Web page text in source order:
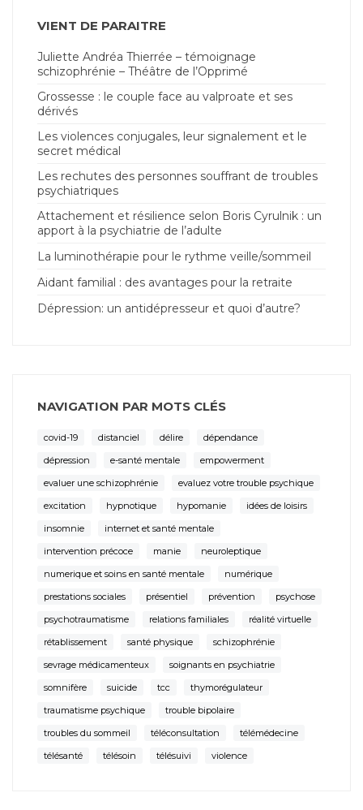
VIENT DE PARAITRE
Juliette Andréa Thierrée – témoignage
schizophrénie – Théâtre de l’Opprimé
Grossesse : le couple face au valproate et ses
dérivés
Les violences conjugales, leur signalement et le
secret médical
Les rechutes des personnes souffrant de troubles
psychiatriques
Attachement et résilience selon Boris Cyrulnik : un
apport à la psychiatrie de l’adulte
La luminothérapie pour le rythme veille/sommeil
Aidant familial : des avantages pour la retraite
Dépression: un antidépresseur et quoi d’autre?
NAVIGATION PAR MOTS CLÉS
covid-19 distanciel délire
dépendance
dépression
e-santé mentale
empowerment
evaluer une schizophrénie
evaluez votre trouble psychique
excitation
hypnotique hypomanie
idées de loisirs
insomnie
internet et santé mentale
intervention précoce
manie
neuroleptique
numerique et soins en santé mentale
numérique
prestations sociales
présentiel prévention
psychose
psychotraumatisme
relations familiales
réalité virtuelle
rétablissement
santé physique
schizophrénie
sevrage médicamenteux
soignants en psychiatrie
somnifère
suicide tcc
thymorégulateur
traumatisme psychique
trouble bipolaire
troubles du sommeil
téléconsultation
télémédecine
télésanté
télésoin télésuivi violence